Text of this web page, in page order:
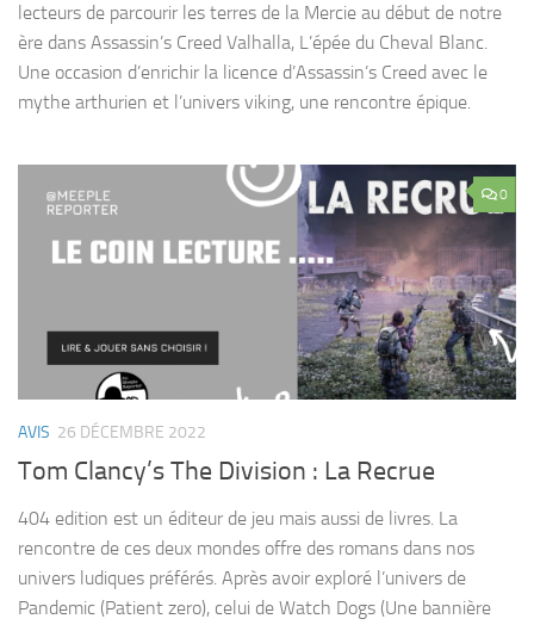
lecteurs de parcourir les terres de la Mercie au début de notre
ère dans Assassin’s Creed Valhalla, L’épée du Cheval Blanc.
Une occasion d’enrichir la licence d’Assassin’s Creed avec le
mythe arthurien et l’univers viking, une rencontre épique.
0
AVIS 26 DÉCEMBRE 2022
Tom Clancy’s The Division : La Recrue
404 edition est un éditeur de jeu mais aussi de livres. La
rencontre de ces deux mondes offre des romans dans nos
univers ludiques préférés. Après avoir exploré l’univers de
Pandemic (Patient zero), celui de Watch Dogs (Une bannière